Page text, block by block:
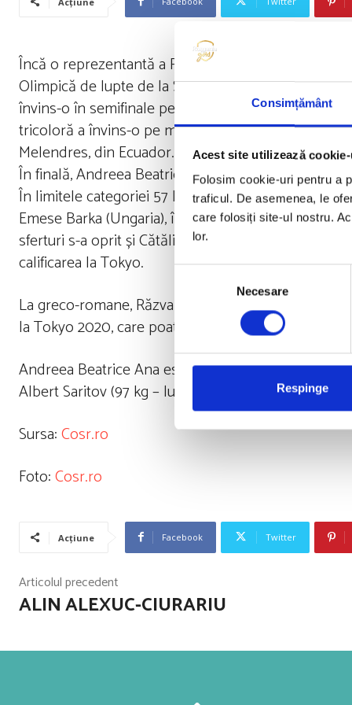
Consimțământ
Acest site utilizează
Folosim cookie-uri pentru a
traficul. De asemenea, le
care folosiți site-ul nostru.
lor.
consimțământului
Necesare
Respinge
Încă o reprezentantă a României a obțint
Olimpică de lupte de la Sofia. În competiția
învins-o în semifinale pe Samantha Leigh Stewart
tricoloră a învins-o pe mexicanca Laura Gabriela
Melendres, din Ecuador.
În finală, Andreea Beatrice Ana o va înfrunta pe
În limitele categoriei 57 kg, luptătoarea română
Emese Barka (Ungaria), în timp ce la 62 kg,
sferturi s-a oprit și Cătălina Axente (76 kg) după ce
calificarea la Tokyo.
La greco-romane, Răzvan Arnăut (60 kg), Ilie
la Tokyo 2020, care poate fi obținut doar după
Andreea Beatrice Ana este cea de-a treia
Albert Saritov (97 kg – lupte libere) și cea de-a 65-
Sursa:Cosr.ro
Foto:Cosr.ro
Acțiune Facebook Twitter
Articolul precedent
ALIN ALEXUC-CIURARIU